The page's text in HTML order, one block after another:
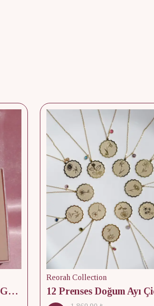
12 Dancing Princess 925 Gümüş/ Kolye, Küpe ve Yüzük Set
Reorah Collection